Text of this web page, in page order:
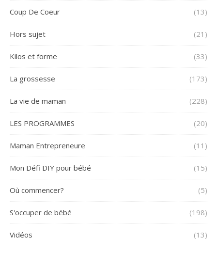
Coup De Coeur (13)
Hors sujet (21)
Kilos et forme (33)
La grossesse (173)
La vie de maman (228)
LES PROGRAMMES (20)
Maman Entrepreneure (11)
Mon Défi DIY pour bébé (15)
Où commencer? (5)
S'occuper de bébé (198)
Vidéos (13)